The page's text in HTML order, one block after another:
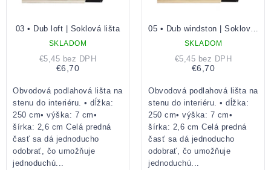
03 • Dub loft | Soklová lišta
SKLADOM
€5,45 bez DPH
€6,70
Obvodová podlahová lišta na
stenu do interiéru. • dĺžka:
250 cm• výška: 7 cm•
šírka: 2,6 cm Celá predná
časť sa dá jednoducho
odobrať, čo umožňuje
jednoduchú...
SKLADOM
€5,45 bez DPH
€6,70
Obvodová podlahová lišta na
stenu do interiéru. • dĺžka:
250 cm• výška: 7 cm•
šírka: 2,6 cm Celá predná
časť sa dá jednoducho
odobrať, čo umožňuje
jednoduchú...